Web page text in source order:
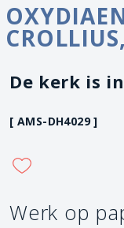
De kerk is
[ AMS-DH4029 ]
Werk op